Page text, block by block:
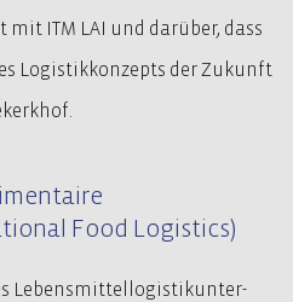
ITM LAI und darüber, dass
Logistikkonzepts der Zukunft
Food Logistics)
Lebensmittellogistikunter-